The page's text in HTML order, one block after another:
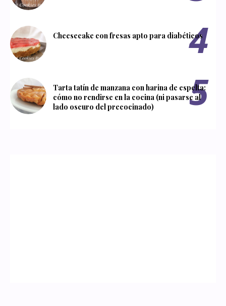
Cheesecake con fresas apto para diabéticos
Tarta tatín de manzana con harina de espelta:
cómo no rendirse en la cocina (ni pasarse al
lado oscuro del precocinado)